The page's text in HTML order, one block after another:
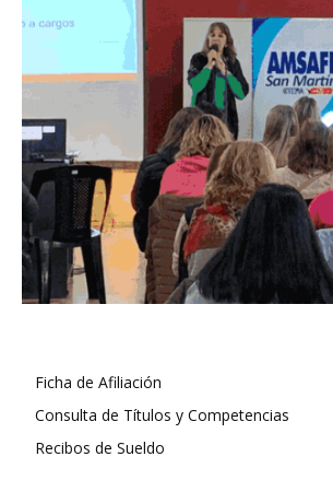
Ficha de Afiliación
Consulta de Títulos y Competencias
Recibos de Sueldo